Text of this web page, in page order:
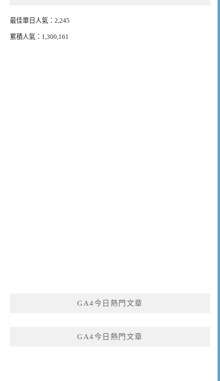
最佳單日人氣：2,245
累積人氣：1,300,161
GA4今日熱門文章
GA4今日熱門文章